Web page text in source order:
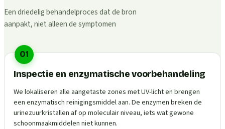
Een driedelig behandelproces dat de bron
aanpakt, niet alleen de symptomen
01
Inspectie en enzymatische voorbehandeling
We lokaliseren alle aangetaste zones met UV-licht en brengen
een enzymatisch reinigingsmiddel aan. De enzymen breken de
urinezuurkristallen af op moleculair niveau, iets wat gewone
schoonmaakmiddelen niet kunnen.